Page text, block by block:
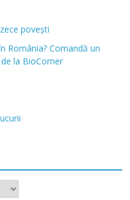
povești
România? Comandă un
la BioCorner